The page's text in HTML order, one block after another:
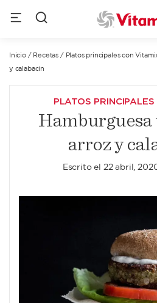
Inicio/ Recetas / Platos principales con
y calabacín
PLATOS
Hamburguesa
arroz y
Escrito el 22 abril,